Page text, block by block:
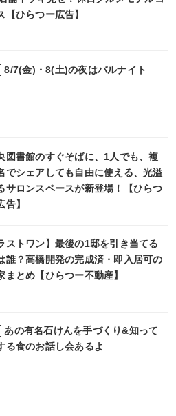
【ひらつー広告】
8/7(金)・8(土)の夜はバルナイト
図書館のすぐそばに、1人でも、複
でシェアしても自由に使える、光溢
サロンスペースが新登場！【ひらつ
告】
ストワン】最後の1邸を引き当てる
誰？高橋開発の完成済・即入居可の
まとめ【ひらつー不動産】
あの有名石けんを手づくり&知って
る食のお話し会あるよ